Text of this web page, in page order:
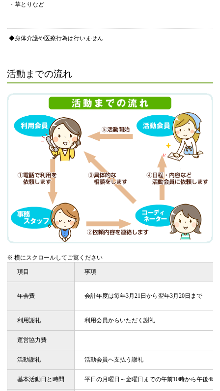
・草とりなど
◆身体介護や医療行為は行いません
活動までの流れ
※ 横にスクロールしてご覧ください
項目 事項
年会費 会計年度は毎年3月21日から翌年3月20日まで
利用謝礼 利用会員からいただく謝礼
運営協力費
活動謝礼 活動会員へ支払う謝礼
基本活動日と時間 平日の月曜日～金曜日までの午前10時から午後4時